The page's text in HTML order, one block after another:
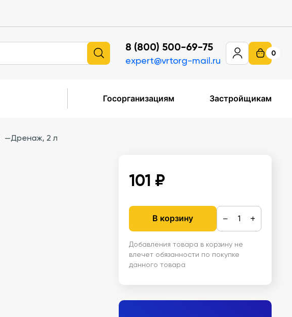
8 (800) 500-69-75
expert@vrtorg-mail.ru
0
Госорганизациям Застройщикам
—Дренаж, 2 л
101 ₽
В корзину − +
Добавления товара в корзину не
влечет обязанности по покупке
данного товара